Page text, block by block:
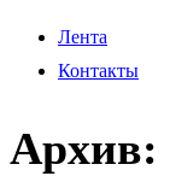
Лента
Контакты
Архив: